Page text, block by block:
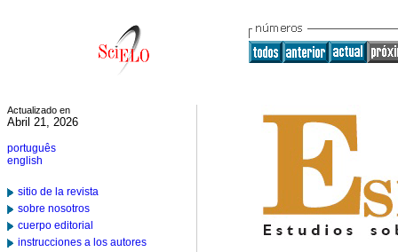
Actualizado en
Abril 21, 2026
português
english
sitio de la revista
sobre nosotros
cuerpo editorial
instrucciones a los autores